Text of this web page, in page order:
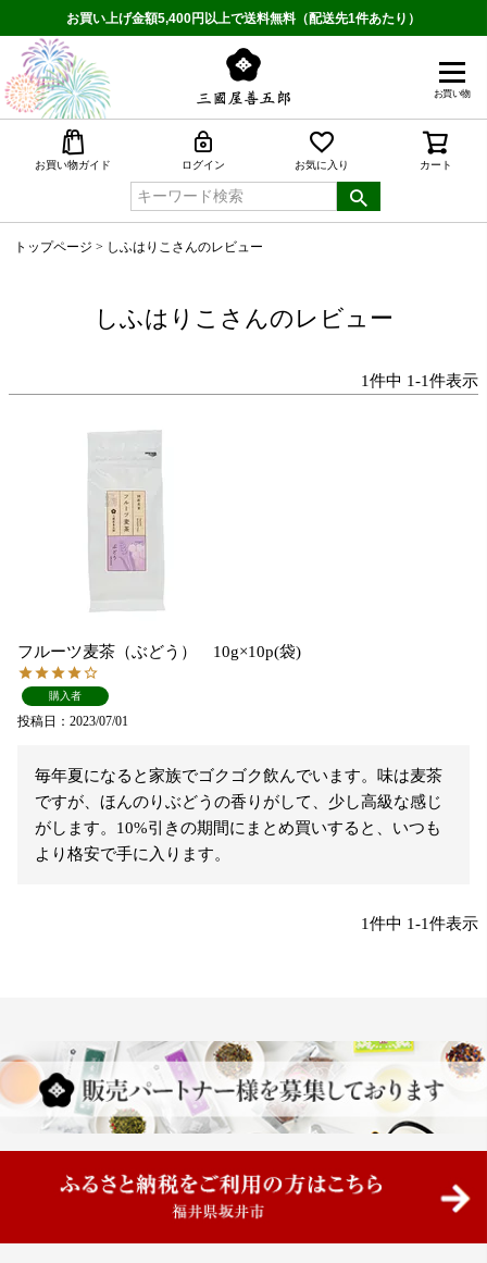
お買い上げ金額5,400円以上で送料無料（配送先1件あたり）
お買い物
お買い物ガイド ログイン お気に入り カート
トップページ しふはりこさんのレビュー
しふはりこさんのレビュー
1件中 1-1件表示
フルーツ麦茶（ぶどう） 10g×10p(袋)
購入者
投稿日 2023/07/01
毎年夏になると家族でゴクゴク飲んでいます。味は麦茶
ですが、ほんのりぶどうの香りがして、少し高級な感じ
がします。10%引きの期間にまとめ買いすると、いつも
より格安で手に入ります。
1件中 1-1件表示